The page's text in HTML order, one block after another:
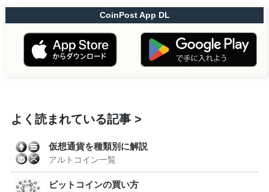
CoinPost App DL
よく読まれている記事
仮想通貨を種類別に解説
アルトコイン一覧
ビットコインの買い方